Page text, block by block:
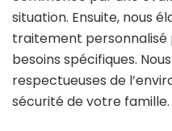
situation. Ensuite, nous
traitement personnalisé
besoins spécifiques.
respectueuses de
sécurité de votre famille.